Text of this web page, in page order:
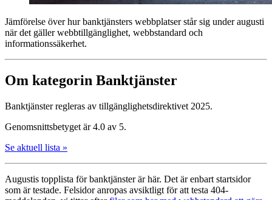
Jämförelse över hur bank­tjänsters webbplatser står sig under augusti
när det gäller webbtillgänglighet, webbstandard och
informationssäkerhet.
Om kategorin Banktjänster
Banktjänster regleras av tillgänglighetsdirektivet 2025.
Genomsnittsbetyget är 4.0 av 5.
Se aktuell lista »
Augustis topplista för bank­tjänster är här. Det är enbart startsidor
som är testade. Felsidor anropas avsiktligt för att testa 404-